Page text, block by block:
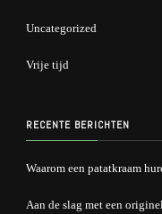
Uncategorized
Vrije tijd
RECENTE BERICHTEN
Waarom een patatkraam
Aan de slag met een